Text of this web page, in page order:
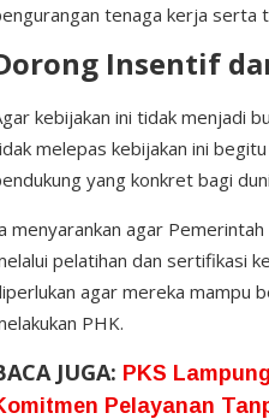
tenaga kerja serta
Insentif
kebijakan ini tidak menjadi
melepas kebijakan ini
yang konkret bagi
menyarankan agar
pelatihan dan sertifikasi
agar mereka mampu
PHK.
JUGA: PKS
Pelayanan